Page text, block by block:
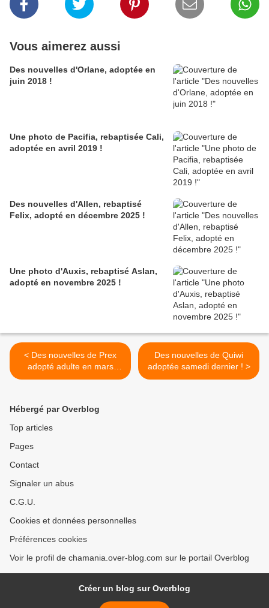
Vous aimerez aussi
Des nouvelles d'Orlane, adoptée en
juin 2018 !
Une photo de Pacifia, rebaptisée Cali,
adoptée en avril 2019 !
Des nouvelles d'Allen, rebaptisé
Felix, adopté en décembre 2025 !
Une photo d'Auxis, rebaptisé Aslan,
adopté en novembre 2025 !
< Des nouvelles de Prex
adopté adulte en mars
2019 !
Des nouvelles de Quiwi
adoptée samedi dernier ! >
Hébergé par Overblog
Top articles
Pages
Contact
Signaler un abus
C.G.U.
Cookies et données personnelles
Préférences cookies
Voir le profil de chamania.over-blog.com sur le portail Overblog
Créer un blog sur Overblog